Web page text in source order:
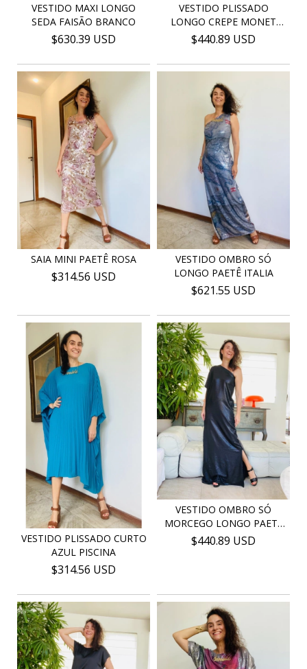
VESTIDO MAXI LONGO
SEDA FAISÃO BRANCO
$630.39 USD
VESTIDO PLISSADO
LONGO CREPE MONET
AMARE...
$440.89 USD
SAIA MINI PAETÊ ROSA
$314.56 USD
VESTIDO OMBRO SÓ
LONGO PAETÊ ITALIA
$621.55 USD
VESTIDO PLISSADO CURTO
AZUL PISCINA
$314.56 USD
VESTIDO OMBRO SÓ
MORCEGO LONGO PAETÊ
PRE...
$440.89 USD